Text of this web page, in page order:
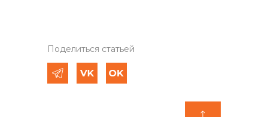
Поделиться статьей